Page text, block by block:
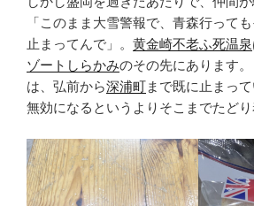
「このまま大雪警報で、青森行って
止まってんで」。 黄金崎不老ふ死温泉
ゾートしらかみのその先にあります
は、弘前から深浦町まで既に止まっ
無効になるというよりそこまでたどり